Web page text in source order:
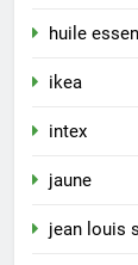
huile
ikea
intex
jaune
jean louis